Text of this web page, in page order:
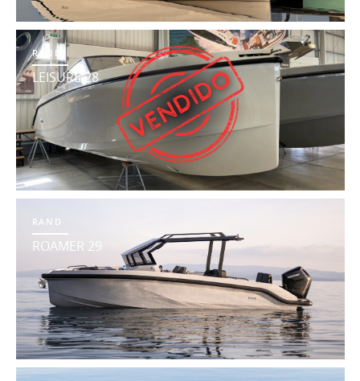
RAND
LEISURE 28
RAND
ROAMER 29